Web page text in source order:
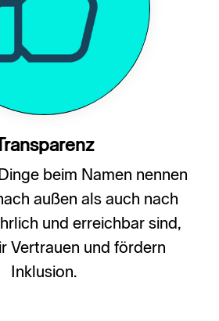
beim Namen nennen
außen als auch nach
und erreichbar sind,
Vertrauen und fördern
Inklusion.